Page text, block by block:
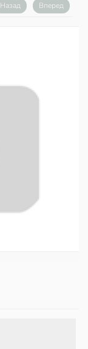
Назад Вперед